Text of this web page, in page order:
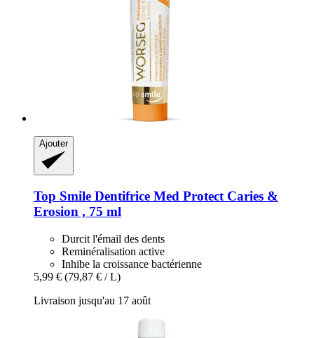
Ajouter
Top Smile Dentifrice Med Protect Caries &
Erosion , 75 ml
Durcit l'émail des dents
Reminéralisation active
Inhibe la croissance bactérienne
5,99 € (79,87 € / L)
Livraison jusqu'au 17 août